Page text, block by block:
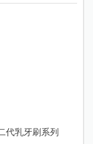
代乳牙刷系列